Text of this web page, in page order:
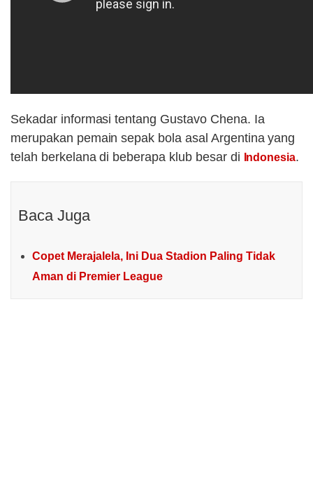
Sekadar informasi tentang Gustavo Chena. Ia
merupakan pemain sepak bola asal Argentina yang
telah berkelana di beberapa klub besar di Indonesia.
Baca Juga
Copet Merajalela, Ini Dua Stadion Paling Tidak
Aman di Premier League